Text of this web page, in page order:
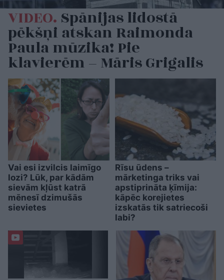
VIDEO. Spānijas lidostā
pēkšņi atskan Raimonda
Paula mūzika! Pie
klavierēm – Māris Grigalis
Vai esi izvilcis laimīgo
lozi? Lūk, par kādām
sievām kļūst katrā
mēnesī dzimušās
sievietes
Rīsu ūdens –
mārketinga triks vai
apstiprināta ķīmija:
kāpēc korejietes
izskatās tik satriecoši
labi?